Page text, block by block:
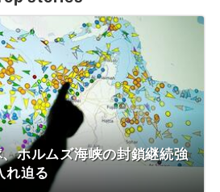
ホルムズ海峡の封鎖継続強
れ迫る